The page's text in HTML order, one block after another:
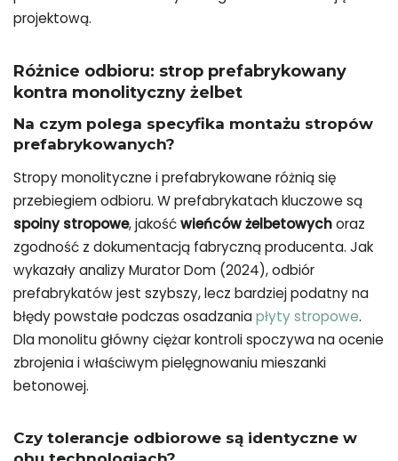
projektową.
Różnice odbioru: strop prefabrykowany
kontra monolityczny żelbet
Na czym polega specyfika montażu stropów
prefabrykowanych?
Stropy monolityczne i prefabrykowane różnią się
przebiegiem odbioru. W prefabrykatach kluczowe są
spoiny stropowe, jakośćwieńców żelbetowychoraz
zgodność z dokumentacją fabryczną producenta. Jak
wykazały analizy Murator Dom (2024), odbiór
prefabrykatów jest szybszy, lecz bardziej podatny na
błędy powstałe podczas osadzaniapłyty stropowe.
Dla monolitu główny ciężar kontroli spoczywa na ocenie
zbrojenia i właściwym pielęgnowaniu mieszanki
betonowej.
Czy tolerancje odbiorowe są identyczne w